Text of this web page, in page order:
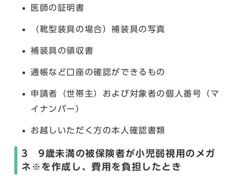
医師の証明書
（靴型装具の場合）補装具の写真
補装具の領収書
通帳など口座の確認ができるもの
申請者（世帯主）および対象者の個人番号（マ
イナンバー）
お越しいただく方の本人確認書類
3 9歳未満の被保険者が小児弱視用のメガ
ネ※を作成し、費用を負担したとき